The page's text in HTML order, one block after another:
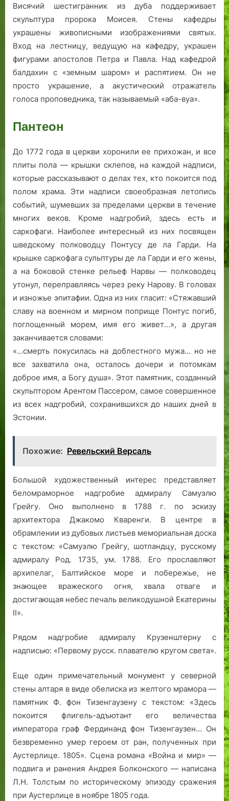
Висячий шестигранник из дуба поддерживает
скульптура пророка Моисея. Стены кафедры
украшены живописными изображениями святых.
Вход на лестницу, ведущую на кафедру, украшен
фигурами апостолов Петра и Павла. Над кафедрой
балдахин с «земным шаром» и распятием. Он не
просто украшение, а акустический отражатель
голоса проповедника, так называемый «аба-вуа».
Пантеон
До 1772 года в церкви хоронили ее прихожан, и все
плиты пола — крышки склепов, на каждой надписи,
которые рассказывают о делах тех, кто покоится под
полом храма. Эти надписи своеобразная летопись
событий, шумевших за пределами церкви в течение
многих веков. Кроме надгробий, здесь есть и
саркофаги. Наиболее интересный из них посвящен
шведскому полководцу Понтусу де ла Гарди. На
крышке саркофага сульптуры де ла Гарди и его жены,
а на боковой стенке рельеф Нарвы — полководец
утонул, переправляясь через реку Нарову. В головах
и изножье эпитафии. Одна из них гласит: «Стяжавший
славу на военном и мирном поприще Понтус погиб,
поглощенный морем, имя его живет…», а другая
заканчивается словами:
«…смерть покусилась на доблестного мужа… но не
все захватила она, осталось дочери и потомкам
доброе имя, а Богу душа». Этот памятник, созданный
скульптором Арентом Пассером, самое совершенное
из всех надгробий, сохранившихся до наших дней в
Эстонии.
Похожие: Ревельский Версаль
Большой художественный интерес представляет
беломраморное надгробие адмиралу Самуэлю
Грейгу. Оно выполнено в 1788 г. по эскизу
архитектора Джакомо Кваренги. В центре в
обрамлении из дубовых листьев мемориальная доска
с текстом: «Самуэлю Грейгу, шотландцу, русскому
адмиралу Род. 1735, ум. 1788. Его прославляют
архипелаг, Балтийское море и побережье, не
знающее вражеского огня, хвала отваге и
достигающая небес печаль великодушной Екатерины
II».
Рядом надгробие адмиралу Крузенштерну с
надписью: «Первому русск. плавателю кругом света».
Еще один примечательный монумент у северной
стены алтаря в виде обелиска из желтого мрамора —
памятник Ф. фон Тизенгаузену с текстом: «Здесь
покоится флигель-адъютант его величества
императора граф Фердинанд фон Тизенгаузен… Он
безвременно умер героем от ран, полученных при
Аустерлице. 1805». Сцена романа «Война и мир» —
подвига и ранения Андрея Болконского — написана
Л.Н. Толстым по историческому эпизоду сражения
при Аустерлице в ноябре 1805 года.